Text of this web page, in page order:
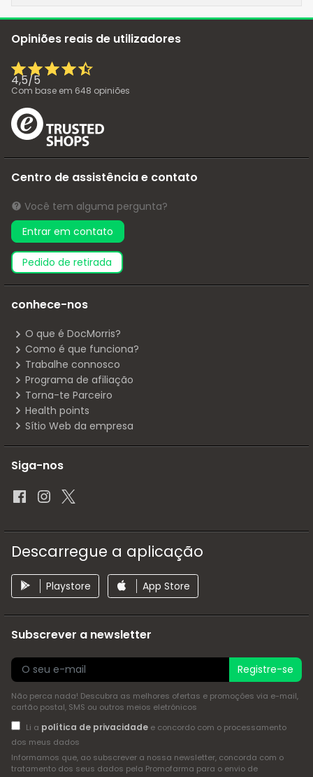
Opiniões reais de utilizadores
4,5/5
Com base em 648 opiniões
Centro de assistência e contato
Você tem alguma pergunta?
Entrar em contato
pedido de retirada
conhece-nos
O que é DocMorris?
Como é que funciona?
Trabalhe connosco
Programa de afiliação
Torna-te Parceiro
Health points
Sítio Web da empresa
Siga-nos
Descarregue a aplicação
Playstore App Store
Subscrever a newsletter
Registre-se
Não perca nada! Descubra as melhores ofertas e promoções via e-mail,
cartão postal, SMS ou outros meios eletrónicos
Li a política de privacidadee concordo com o processamento
dos meus dados
Informamos que, ao subscrever a nossa newsletter, concorda com o
tratamento dos seus dados pela Promofarma para o envio de